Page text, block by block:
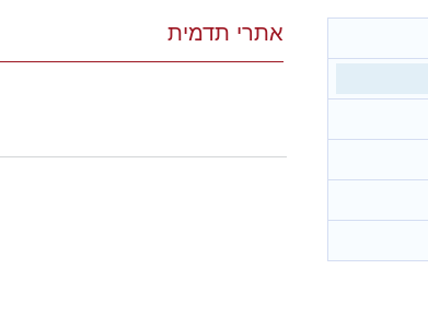
אתרי תדמית